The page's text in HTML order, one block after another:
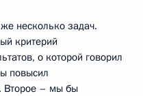
несколько задач.
критерий
о которой говорил
повысил
Второе – мы бы